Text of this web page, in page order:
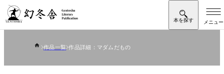
作品一覧 作品詳細：マダムだもの